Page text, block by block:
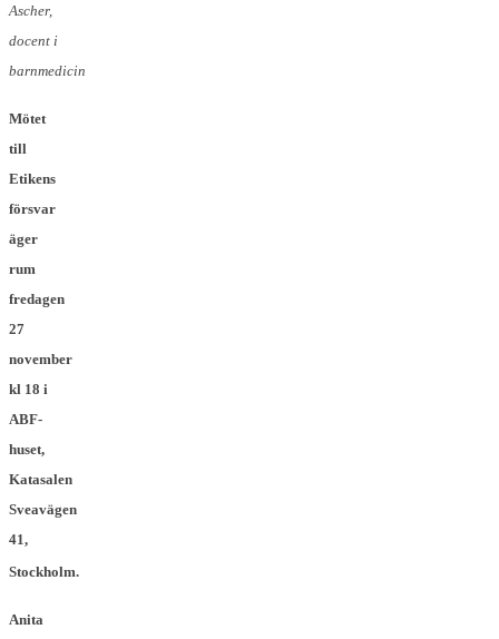
Ascher,
docent i
barnmedicin
Mötet
till
Etikens
försvar
äger
rum
fredagen
27
november
kl 18 i
ABF-
huset,
Katasalen
Sveavägen
41,
Stockholm.
Anita